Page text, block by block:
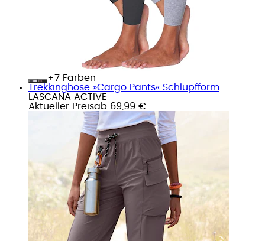
+
Farben
Trekkinghose »Cargo Pants« Schlupfform
LASCANA ACTIVE
Aktueller Preisab 69,99 €